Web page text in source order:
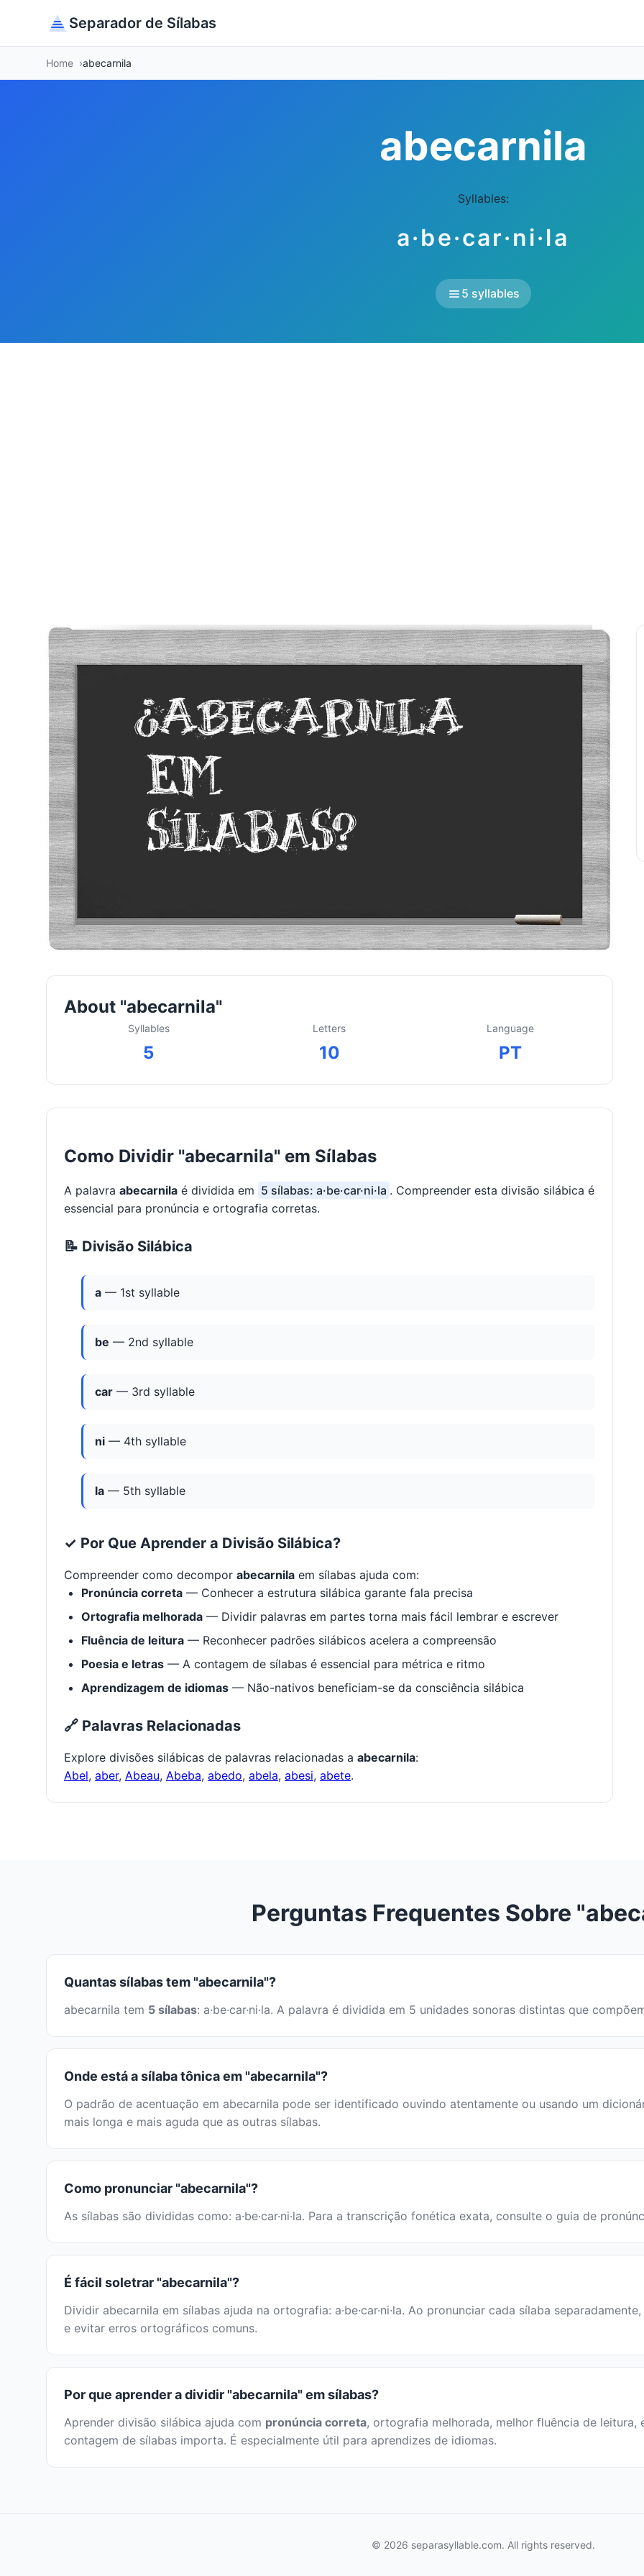
Separador de Sílabas
Home abecarnila
abecarnila
Syllables:
a·be·car·ni·la
5 syllables
About "abecarnila"
Syllables
5
Letters
10
Language
PT
Como Dividir "abecarnila" em Sílabas
A palavra abecarnila é dividida em 5 sílabas: a·be·car·ni·la . Compreender esta divisão silábica é
essencial para pronúncia e ortografia corretas.
📝 Divisão Silábica
a — 1st syllable
be — 2nd syllable
car — 3rd syllable
ni — 4th syllable
la — 5th syllable
✓ Por Que Aprender a Divisão Silábica?
Compreender como decompor abecarnila em sílabas ajuda com:
Pronúncia correta — Conhecer a estrutura silábica garante fala precisa
Ortografia melhorada — Dividir palavras em partes torna mais fácil lembrar e escrever
Fluência de leitura — Reconhecer padrões silábicos acelera a compreensão
Poesia e letras — A contagem de sílabas é essencial para métrica e ritmo
Aprendizagem de idiomas — Não-nativos beneficiam-se da consciência silábica
🔗 Palavras Relacionadas
Explore divisões silábicas de palavras relacionadas a abecarnila:
Abel, aber, Abeau, Abeba, abedo, abela, abesi, abete.
Perguntas Frequentes Sobre
Quantas sílabas tem "abecarnila"?
abecarnila tem 5 sílabas: a·be·car·ni·la. A palavra é dividida em 5 unidades sonoras distintas que
Onde está a sílaba tônica em "abecarnila"?
O padrão de acentuação em abecarnila pode ser identificado ouvindo atentamente ou usando um
mais longa e mais aguda que as outras sílabas.
Como pronunciar "abecarnila"?
As sílabas são divididas como: a·be·car·ni·la. Para a transcrição fonética exata, consulte o guia de
É fácil soletrar "abecarnila"?
Dividir abecarnila em sílabas ajuda na ortografia: a·be·car·ni·la. Ao pronunciar cada sílaba
e evitar erros ortográficos comuns.
Por que aprender a dividir "abecarnila" em sílabas?
Aprender divisão silábica ajuda com pronúncia correta, ortografia melhorada, melhor fluência de
contagem de sílabas importa. É especialmente útil para aprendizes de idiomas.
© 2026 separasyllable.com. All rights reserved.